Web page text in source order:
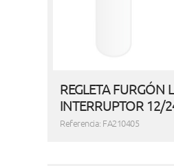
REGLETA FURGÓN
INTERRUPTOR 12/
Referencia: FA210405